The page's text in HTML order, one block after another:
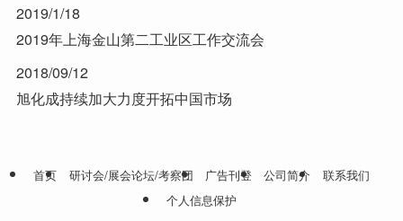
2019/1/18
2019年上海金山第二工业区工作交流会
2018/09/12
旭化成持续加大力度开拓中国市场
首页 研讨会/展会论坛/考察团 广告刊登 公司简介
联系我们
个人信息保护